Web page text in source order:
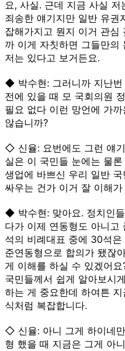
요, 사실. 근데 지금 사실
죄송한 얘기지만 일반 유권
잡해가지고 뭔지 이거 관심
까 이게 자칫하면 그들만의
저는 있다고 보거든요.
◆ 박수현: 그러니까 지난
전에 있을 때 모 국회의원
필요 없다 이런 망언에 가
않습니까?
◇ 신율: 요번에도 그런 얘
실은 이 국민들 눈에는 물
생업에 바쁘신 우리 일반
싸우는 건가 이거 잘 이해
◆ 박수현: 맞아요. 정치인
다가 이제 연동형도 아니고
석의 비례대표 중에 30석
준연동형으로 합의가 됐잖
게 이해를 하실 수 있겠어
국민들께서 쉽게 알아보시
하는 게 중요한데 하여튼
식처럼 복잡합니다.
◇ 신율: 아니 그게 하이네
형 했을 때 지금은 그게 아